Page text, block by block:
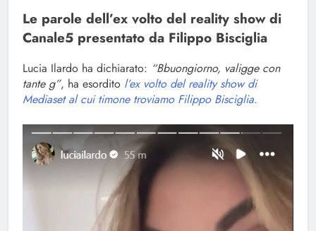
Le parole dell’ex volto del reality show di
Canale5 presentato da Filippo Bisciglia
Lucia Ilardo ha dichiarato: “Bbuongiorno, valigge con
tante g”, ha esordito l’ex volto del reality show di
Mediaset al cui timone troviamo Filippo Bisciglia.